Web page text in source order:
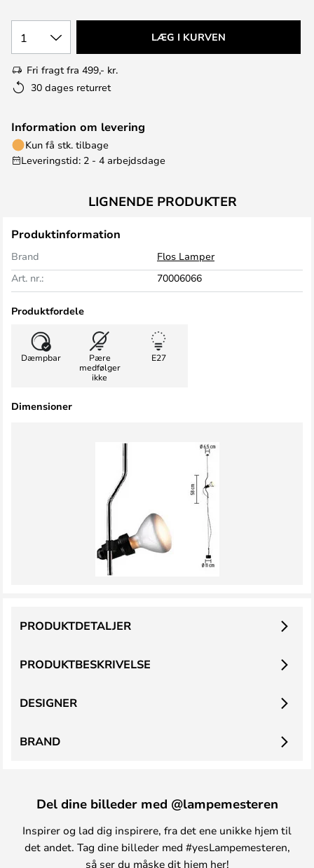
1 LÆG I KURVEN
Fri fragt fra 499,- kr.
30 dages returret
Information om levering
Kun få stk. tilbage
Leveringstid: 2 - 4 arbejdsdage
LIGNENDE PRODUKTER
Produktinformation
Brand
Flos Lamper
Art. nr.:
70006066
Produktfordele
Dæmpbar
Pære
medfølger
ikke
E27
Dimensioner
PRODUKTBESKRIVELSE
PRODUKTDETALJER
DESIGNER
BRAND
Del dine billeder med @lampemesteren
Inspirer og lad dig inspirere, fra det ene unikke hjem til
det andet. Tag dine billeder med #yesLampemesteren,
så ser du måske dit hjem her!